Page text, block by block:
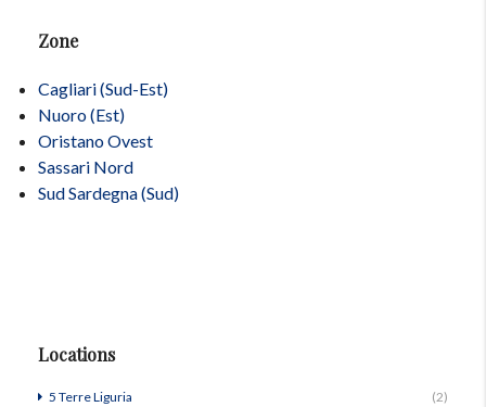
Zone
Cagliari (Sud-Est)
Nuoro (Est)
Oristano Ovest
Sassari Nord
Sud Sardegna (Sud)
Locations
5 Terre Liguria
(2)